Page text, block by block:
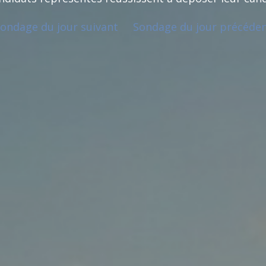
du jour suivant
Sondage du jour